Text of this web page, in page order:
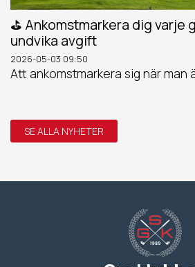
⛳️ Ankomstmarkera dig varje
undvika avgift
2026-05-03 09:50
Att ankomstmarkera sig när man
SE ALLA NYHETER